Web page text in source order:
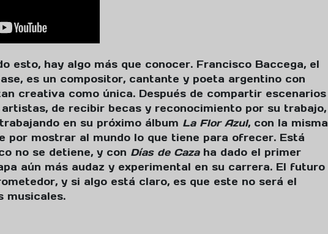
esto, hay algo más que conocer. Francisco Baccega, el
es un compositor, cantante y poeta argentino con
creativa como única. Después de compartir escenarios
de recibir becas y reconocimiento por su trabajo,
en su próximo álbum La Flor Azul, con la misma
por mostrar al mundo lo que tiene para ofrecer. Está
no se detiene, y con Días de Cazaha dado el primer
aún más audaz y experimental en su carrera. El futuro
y si algo está claro, es que este no será el
musicales.